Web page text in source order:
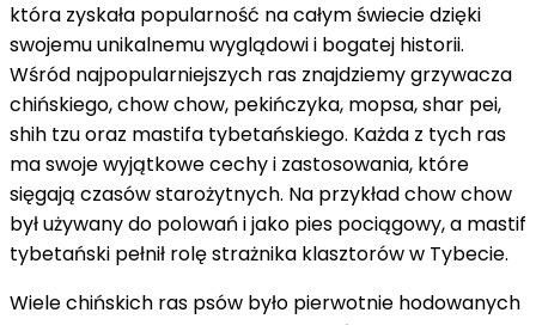
która zyskała popularność na całym świecie dzięki
swojemu unikalnemu wyglądowi i bogatej historii.
Wśród najpopularniejszych ras znajdziemy grzywacza
chińskiego, chow chow, pekińczyka, mopsa, shar pei,
shih tzu oraz mastifa tybetańskiego. Każda z tych ras
ma swoje wyjątkowe cechy i zastosowania, które
sięgają czasów starożytnych. Na przykład chow chow
był używany do polowań i jako pies pociągowy, a mastif
tybetański pełnił rolę strażnika klasztorów w Tybecie.
Wiele chińskich ras psów było pierwotnie hodowanych